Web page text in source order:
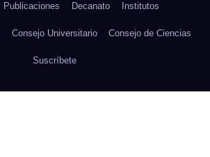
Publicaciones Decanato Institutos
Consejo Universitario Consejo de Ciencias
Suscríbete